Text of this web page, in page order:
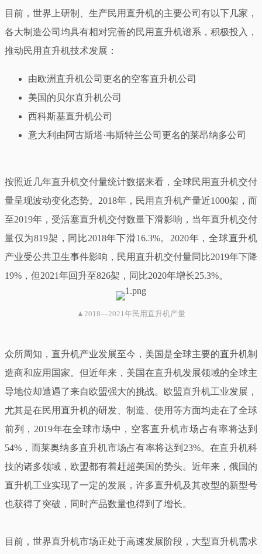
目前，世界上研制、生产民用直升机的主要公司有以下几家，
各大制造公司均具有相对完善的民用直升机谱系，积极投入，
推动民用直升机技术发展：
由欧洲直升机公司更名的空客直升机公司
美国的贝尔直升机公司
西科斯基直升机公司
意大利由阿古斯塔·韦斯特兰公司更名的莱昂纳多公司
按照近几年直升机交付量统计数据来看，全球民用直升机交付
量呈现波动变化态势。2018年，民用直升机产量近1000架，而
至2019年，受活塞直升机交付数量下滑影响，当年直升机交付
量仅为819架，同比2018年下滑16.3%。2020年，全球直升机
产业受公共卫生事件影响，民用直升机交付量同比2019年下降
19%，但2021年回升至826架，同比2020年增长25.3%。
▲ 2018—2021年民用直升机产量
众所周知，直升机产业发展至今，美国是全球主要的直升机制
造商和应用国家。但近年来，美国在直升机发展领域的全球主
导地位却遭遇了来自欧盟强大的挑战。欧盟直升机工业发展，
尤其是在民用直升机的研发、制造、使用等方面均走在了全球
前列，2019年在全球市场中，空客直升机市场占有率将达到
54%，而莱奥纳多直升机市场占有率将达到23%。在直升机科
技的诸多领域，欧盟都有着赶超美国的势头。近年来，俄国的
直升机工业实现了一定的发展，许多直升机及其改型的新型号
也获得了突破，同时产品数量也得到了增长。
目前，世界直升机市场正处于高速发展阶段，大型直升机需求